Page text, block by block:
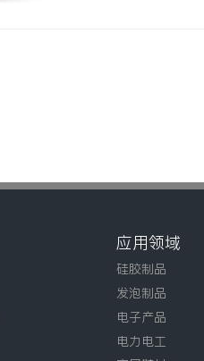
应用领域
硅胶制品
发泡制品
电子产品
电力电工